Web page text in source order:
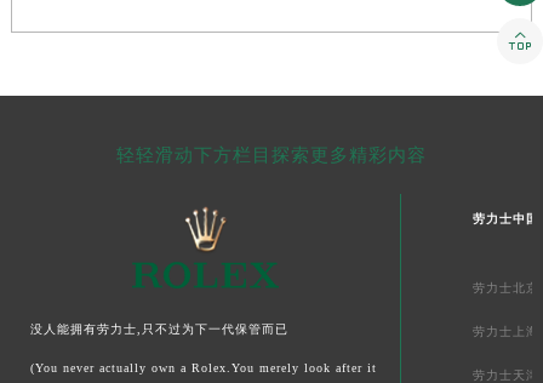
轻轻滑动下方栏目探索更多精彩内容
没人能拥有劳力士,只不过为下一代保管而已
(You never actually own a Rolex.You merely look after it
劳力士中国
劳力士北京
劳力士上海
劳力士天津
